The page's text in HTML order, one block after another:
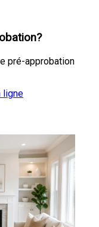
pré-approbation
ligne